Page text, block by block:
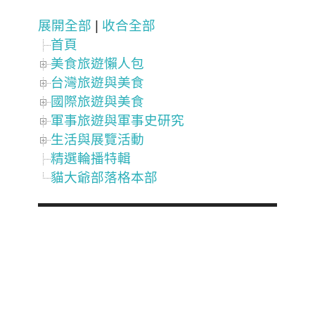
展開全部
收合全部
首頁
美食旅遊懶人包
台灣旅遊與美食
國際旅遊與美食
軍事旅遊與軍事史研究
生活與展覽活動
精選輪播特輯
貓大爺部落格本部